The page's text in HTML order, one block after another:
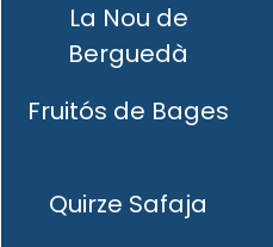
La Nou de
Berguedà
Fruitós de Bages
Quirze Safaja